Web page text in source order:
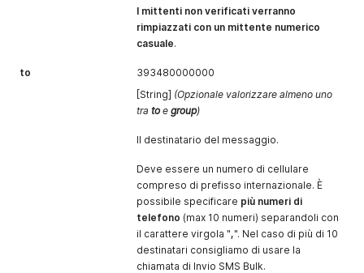
BADNUMBERFORMAT -
Numero del destinatario
inserito nelle ultime 24 ore
con identico destinatario,
mittente e testo.
è stato inserito nella
I mittenti non verificati verranno
rimpiazzati con un mittente numerico
casuale.
to
393480000000
[String] (Opzionale valorizzare almeno uno
tra to e group)
Il destinatario del messaggio.
Deve essere un numero di cellulare
compreso di prefisso internazionale. È
possibile specificare più numeri di
telefono (max 10 numeri) separandoli con
il carattere virgola ",". Nel caso di più di 10
destinatari consigliamo di usare la
chiamata di Invio SMS Bulk.